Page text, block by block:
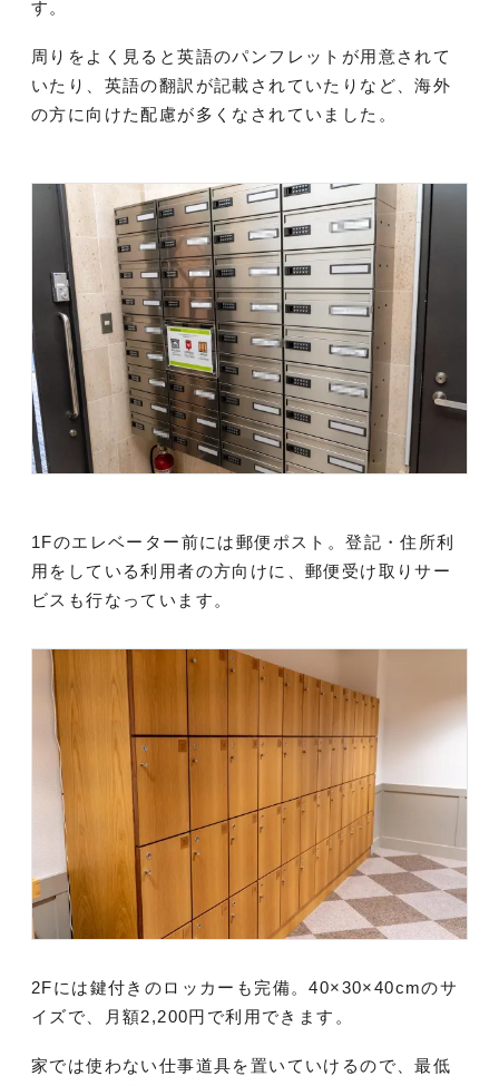
す。
周りをよく見ると英語のパンフレットが用意されて
いたり、英語の翻訳が記載されていたりなど、海外
の方に向けた配慮が多くなされていました。
1Fのエレベーター前には郵便ポスト。登記・住所利
用をしている利用者の方向けに、郵便受け取りサー
ビスも行なっています。
2Fには鍵付きのロッカーも完備。40×30×40cmのサ
イズで、月額2,200円で利用できます。
家では使わない仕事道具を置いていけるので、最低